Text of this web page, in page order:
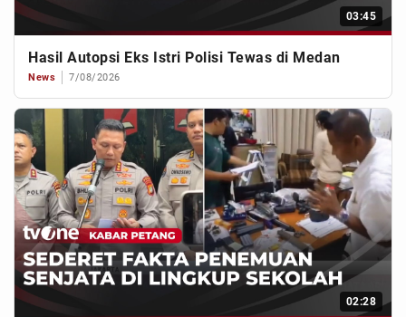
03:45
Hasil Autopsi Eks Istri Polisi Tewas di Medan
News 7/08/2026
02:28